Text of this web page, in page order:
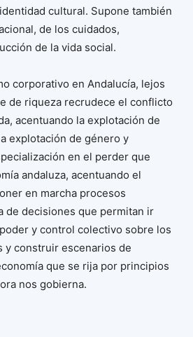
cultural. Supone también
de los cuidados,
de la vida social.
corporativo en Andalucía, lejos
de riqueza recrudece el conflicto
acentuando la explotación de
explotación de género y
en el perder que
andaluza, acentuando el
en marcha procesos
de decisiones que permitan ir
y control colectivo sobre los
y construir escenarios de
que se rija por principios
nos gobierna.